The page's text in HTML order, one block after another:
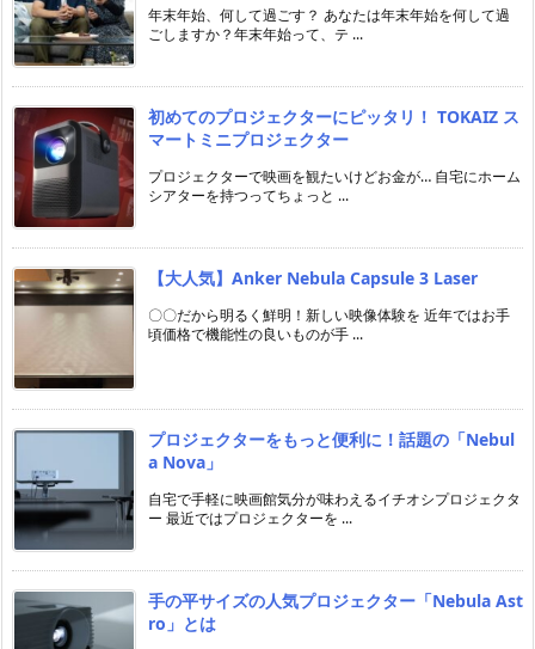
年末年始、何して過ごす？ あなたは年末年始を何して過
ごしますか？年末年始って、テ ...
初めてのプロジェクターにピッタリ！ TOKAIZ ス
マートミニプロジェクター
プロジェクターで映画を観たいけどお金が… 自宅にホーム
シアターを持つってちょっと ...
【大人気】Anker Nebula Capsule 3 Laser
〇〇だから明るく鮮明！新しい映像体験を 近年ではお手
頃価格で機能性の良いものが手 ...
プロジェクターをもっと便利に！話題の「Nebul
a Nova」
自宅で手軽に映画館気分が味わえるイチオシプロジェクタ
ー 最近ではプロジェクターを ...
手の平サイズの人気プロジェクター「Nebula Ast
ro」とは